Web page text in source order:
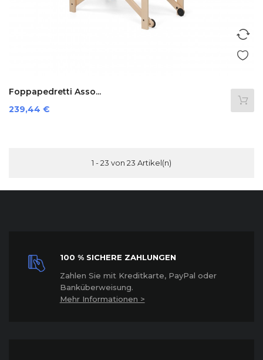
Foppapedretti Asso...
Preis
239,44 €
1 - 23 von 23 Artikel(n)
100 % SICHERE ZAHLUNGEN
Zahlen Sie mit Kreditkarte, PayPal oder
Banküberweisung.
Mehr Informationen >